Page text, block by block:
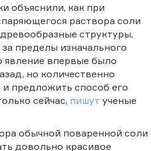
объяснили, как при
раствора соли
структуры,
пределы изначального
явление впервые было
но количественно
и предложить способ его
сейчас, пишут ученые
обычной поваренной соли
довольно красивое